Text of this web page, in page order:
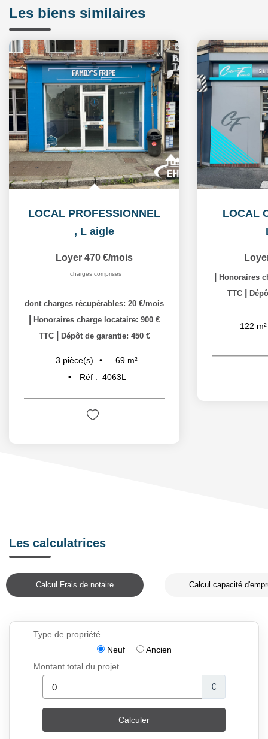
Les biens similaires
LOCAL PROFESSIONNEL
, L aigle
Loyer 470 €/mois
charges comprises
dont charges récupérables: 20 €/mois
Honoraires charge locataire: 900 €
TTC
Dépôt de garantie: 450 €
3 pièce(s) 69 m²
Réf : 4063L
LOCAL
Honoraires
TTC
122 m²
Les calculatrices
Calcul Frais de notaire Calcul capacité